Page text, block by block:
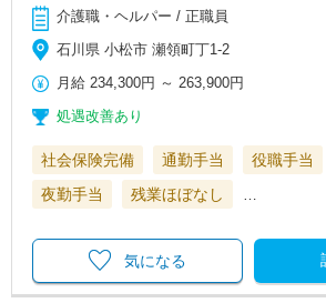
介護職・ヘルパー / 正職員
石川県 小松市 瀬領町丁1-2
月給 234,300円 ～263,900円
処遇改善あり
社会保険完備 通勤手当 役職手当
夜勤手当
残業ほぼなし …
気になる